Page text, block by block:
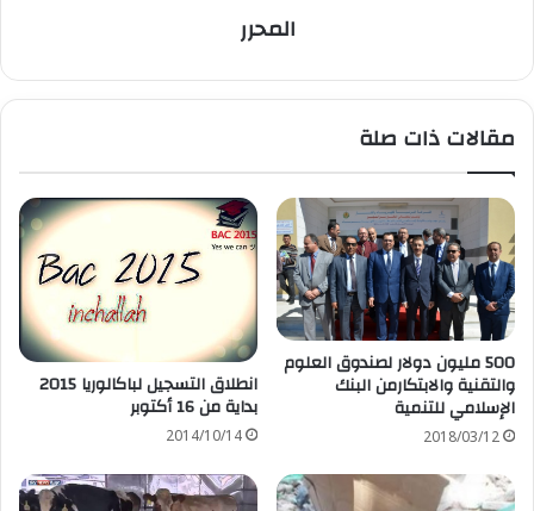
المحرر
مقالات ذات صلة
500 مليون دولار لصندوق العلوم
والتقنية والابتكارمن البنك
الإسلامي للتنمية
2018/03/12
انطلاق التسجيل لباكالوريا 2015
بداية من 16 أكتوبر
2014/10/14